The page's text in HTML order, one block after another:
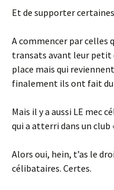
Et de supporter
A commencer par celles
transats avant leur petit
place mais qui
finalement ils ont fait
Mais il y a aussi LE mec
qui a atterri dans un club
Alors oui, hein, t’as le
célibataires. Certes.